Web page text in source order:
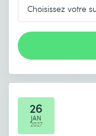
26
JAN
2027